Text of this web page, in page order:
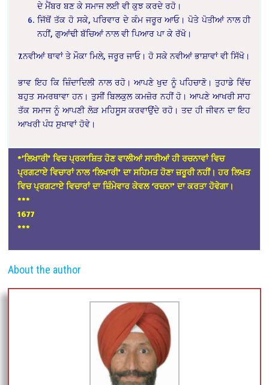
ਦੇ ਮੈਂਬਰ ਬਣ ਕੇ ਸਮਾਜ ਲਈ ਵੀ ਕੁਝ ਕਰਦੇ ਰਹੋ।
ਜਿੱਥੋਂ ਤੱਕ ਹੋ ਸਕੇ, ਪਰਿਵਾਰ ਦੇ ਕੰਮ ਜਰੂਰ ਆਓ। ਪੋਤੇ ਪੋਤੀਆਂ ਨਾਲ ਹੀ
ਨਹੀਂ, ਗੁਆਂਢੀ ਬੱਚਿਆਂ ਨਾਲ ਵੀ ਪਿਆਰ ਪਾ ਕੇ ਰੱਖੋ।
7.ਨਵੀਆਂ ਥਾਵਾਂ ਤੇ ਮੌਕਾ ਮਿਲੇ, ਜਰੂਰ ਜਾਓ। ਹੋ ਸਕੇ ਨਵੀਆਂ ਭਾਸ਼ਾਵਾਂ ਵੀ ਸਿੱਖੋ।
ਭਾਵ ਇਹ ਕਿ ਜ਼ਿੰਦਾਦਿਲੀ ਨਾਲ ਰਹੋ। ਆਪਣੇ ਖੁਦ ਨੂੰ ਪਹਿਚਾਣੋ। ਤੁਹਾਡੇ ਵਿੱਚ
ਬਹੁਤ ਸਮਰਥਾਵਾ ਹਨ। ਤੁਸੀਂ ਬਿਲਕੁਲ ਕਮਜ਼ੋਰ ਨਹੀਂ ਹੋ। ਆਪਣੇ ਆਖਰੀ ਸਾਹ
ਤੱਕ ਸਮਾਜ ਨੂੰ ਆਪਣੀ ਲੋੜ ਮਹਿਸੂਸ ਕਰਵਾਉਂਦੇ ਰਹੋ। ਤਦ ਹੀ ਜੀਵਨ ਦਾ ਇਹ
ਆਖਰੀ ਪੰਧ ਸੁਖਾਵਾਂ ਹੋਵੇ।
*’ਲਿਖਾਰੀ’ ਵਿਚ ਪ੍ਰਕਾਸ਼ਿਤ ਹੋਣ ਵਾਲੀਆਂ ਸਾਰੀਆਂ ਹੀ ਰਚਨਾਵਾਂ ਵਿਚ
ਪ੍ਰਗਟਾਏ ਵਿਚਾਰਾਂ ਨਾਲ ‘ਲਿਖਾਰੀ’ ਦਾ ਸਹਿਮਤ ਹੋਣਾ ਜ਼ਰੂਰੀ ਨਹੀਂ। ਹਰ ਲਿਖਤ
ਵਿਚ ਪ੍ਰਗਟਾਏ ਵਿਚਾਰਾਂ ਦਾ ਜ਼ਿੰਮੇਵਾਰ ਕੇਵਲ ‘ਰਚਨਾ’ ਦਾ ਕਰਤਾ ਹੋਵੇਗਾ।
***
1677
***
About the author